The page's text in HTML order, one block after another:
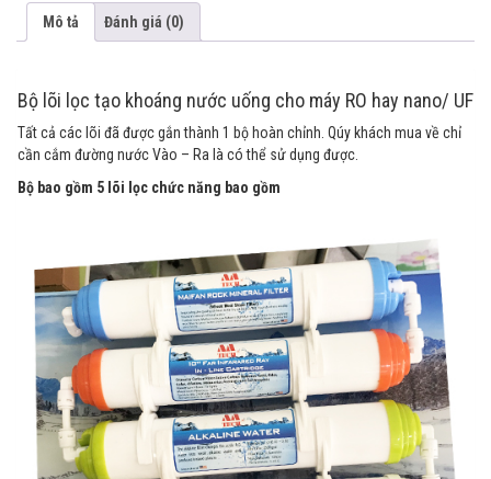
s
lượng
Mô tả Đánh giá (0)
Bộ lõi lọc tạo khoáng nước uống cho máy RO hay nano/ UF
Tất cả các lõi đã được gắn thành 1 bộ hoàn chỉnh. Qúy khách mua về chỉ
cần cắm đường nước Vào – Ra là có thể sử dụng được.
Bộ bao gồm 5 lõi lọc chức năng bao gồm